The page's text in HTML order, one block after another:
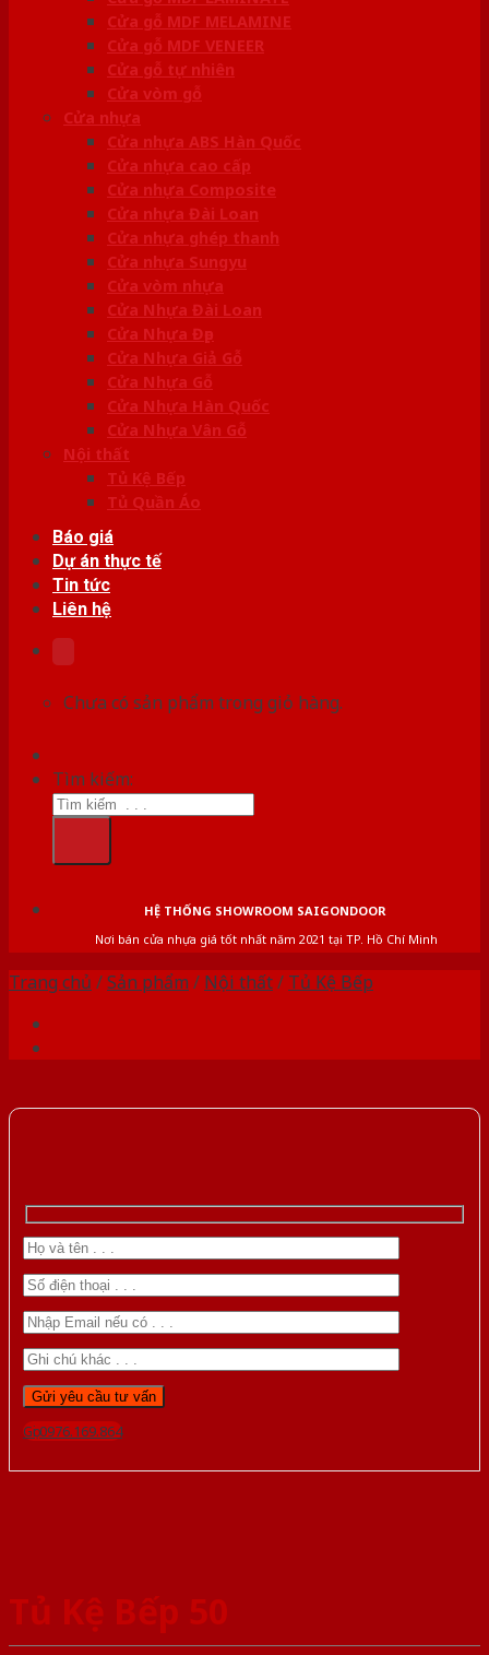
Cửa gỗ MDF MELAMINE
Cửa gỗ MDF VENEER
Cửa gỗ tự nhiên
Cửa vòm gỗ
Cửa nhựa
Cửa nhựa ABS Hàn Quốc
Cửa nhựa cao cấp
Cửa nhựa Composite
Cửa nhựa Đài Loan
Cửa nhựa ghép thanh
Cửa nhựa Sungyu
Cửa vòm nhựa
Cửa Nhựa Đài Loan
Cửa Nhựa Đẹp
Cửa Nhựa Giả Gỗ
Cửa Nhựa Gỗ
Cửa Nhựa Hàn Quốc
Cửa Nhựa Vân Gỗ
Nội thất
Tủ Kệ Bếp
Tủ Quần Áo
Báo giá
Dự án thực tế
Tin tức
Liên hệ
Chưa có sản phẩm trong giỏ hàng.
Tìm kiếm:
HỆ THỐNG SHOWROOM SAIGONDOOR
Nơi bán cửa nhựa giá tốt nhất năm 2021 tại TP. Hồ Chí Minh
Trang chủ /Sản phẩm / Nội thất/ Tủ Kệ Bếp
Gọi 0976.169.864
Tủ Kệ Bếp 50